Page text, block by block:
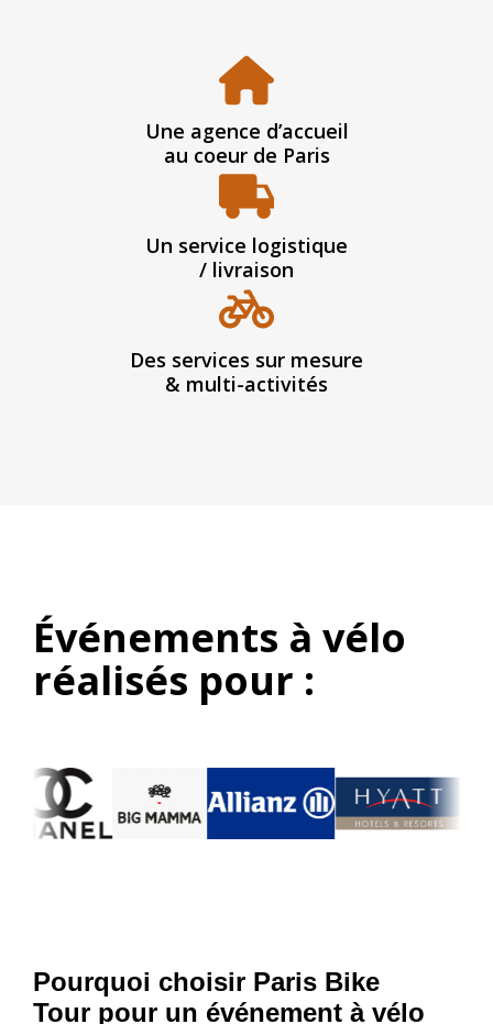
Une agence d’accueil
au coeur de Paris
Un service logistique
/ livraison
Des services sur mesure
& multi-activités
Événements à vélo
réalisés pour :
Pourquoi choisir Paris Bike
Tour pour un événement à vélo